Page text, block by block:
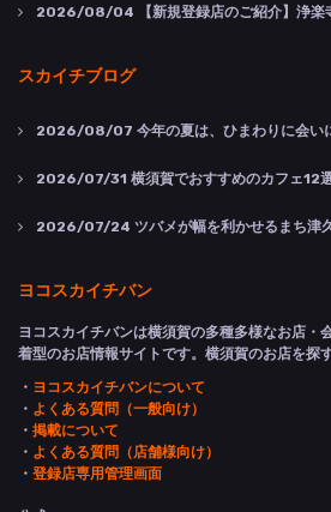
2026/08/04 【新規登録店のご紹介】浄楽
スカイチブログ
2026/08/07 今年の夏は、ひまわりに会い
2026/07/31 横須賀でおすすめのカフェ12
2026/07/24 ツバメが幅を利かせるまち津
ヨコスカイチバン
ヨコスカイチバンは横須賀の多種多様なお店
着型のお店情報サイトです。横須賀のお店を探
・ ヨコスカイチバンについて
・ よくある質問（一般向け）
・ 掲載について
・ よくある質問（店舗様向け）
・ 登録店専用管理画面